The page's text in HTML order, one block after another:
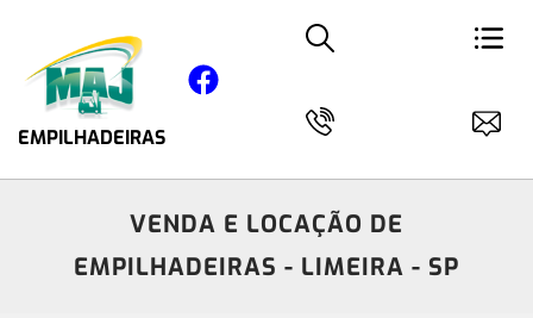
EMPILHADEIRAS
VENDA E LOCAÇÃO DE
EMPILHADEIRAS - LIMEIRA - SP